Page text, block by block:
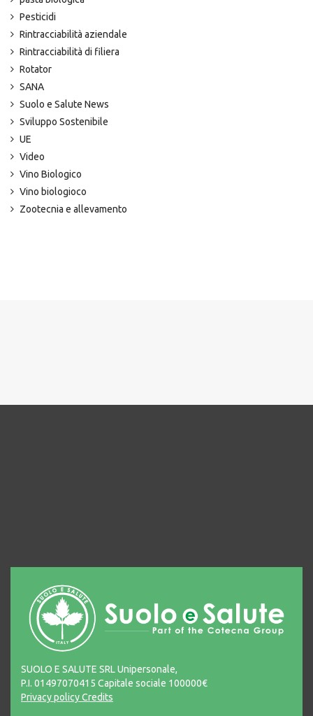
Pesticidi
Rintracciabilità aziendale
Rintracciabilità di filiera
Rotator
SANA
Suolo e Salute News
Sviluppo Sostenibile
UE
Video
Vino Biologico
Vino biologioco
Zootecnia e allevamento
SUOLO E SALUTE SRL Unipersonale,
P.I. 01497070415 Capitale sociale 100000€
Privacy policyCredits